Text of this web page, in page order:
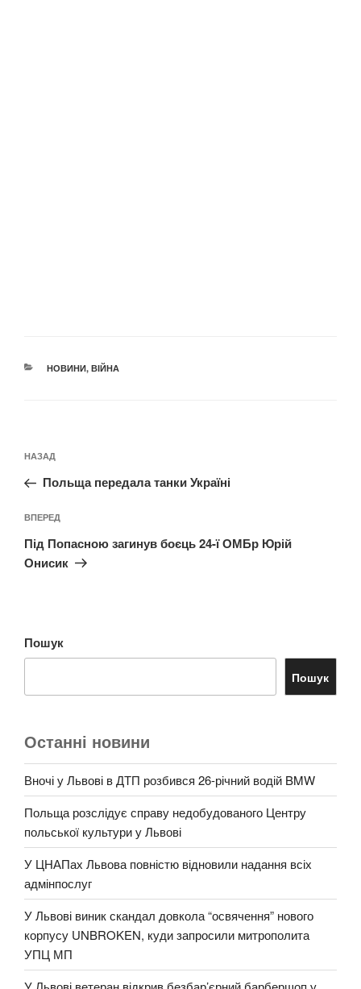
КАТЕГОРІЇ
НОВИНИ, ВІЙНА
записів
Попередній
запис:
НАЗАД
Польща передала танки Україні
Наступний
запис
ВПЕРЕД
Під Попасною загинув боєць 24-ї ОМБр Юрій
Онисик
Пошук
Пошук
Останні новини
Вночі у Львові в ДТП розбився 26-річний водій BMW
Польща розслідує справу недобудованого Центру
польської культури у Львові
У ЦНАПах Львова повністю відновили надання всіх
адмінпослуг
У Львові виник скандал довкола “освячення” нового
корпусу UNBROKEN, куди запросили митрополита
УПЦ МП